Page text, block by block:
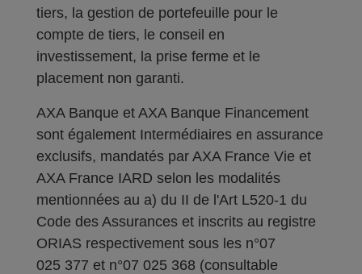
tiers, la gestion de portefeuille pour le
compte de tiers, le conseil en
investissement, la prise ferme et le
placement non garanti.
AXA Banque et AXA Banque Financement
sont également Intermédiaires en assurance
exclusifs, mandatés par AXA France Vie et
AXA France IARD selon les modalités
mentionnées au a) du II de l'Art L520-1 du
Code des Assurances et inscrits au registre
ORIAS respectivement sous les n°07
025 377 et n°07 025 368 (consultable